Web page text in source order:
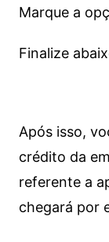
Marque a
Finalize
Após isso,
crédito da
referente a
chegará por